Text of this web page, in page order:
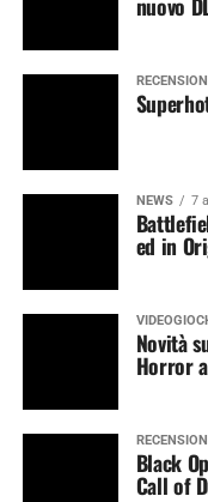
NEWS 7
ed in
Novità
Horror
Black
Call of